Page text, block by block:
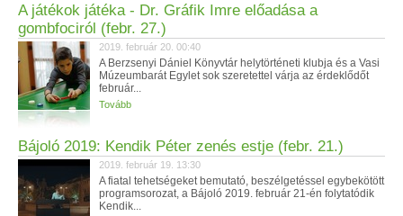
A játékok játéka - Dr. Gráfik Imre előadása a
gombfociról (febr. 27.)
2019. február 20. 00:40
A Berzsenyi Dániel Könyvtár helytörténeti klubja és a Vasi
Múzeumbarát Egylet sok szeretettel várja az érdeklődőt
február...
Tovább
Bájoló 2019: Kendik Péter zenés estje (febr. 21.)
2019. február 19. 13:30
A fiatal tehetségeket bemutató, beszélgetéssel egybekötött
programsorozat, a Bájoló 2019. február 21-én folytatódik
Kendik...